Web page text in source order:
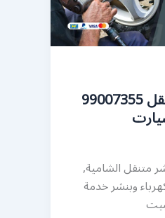
كراج الشامية | كراج متنقل 99007355
متنقل الشامية,
وبنشر خدمة